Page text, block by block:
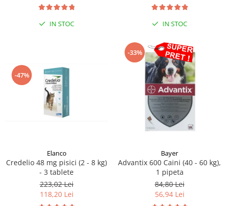
IN STOC IN STOC
-47%
Elanco
Credelio 48 mg pisici (2 - 8 kg)
- 3 tablete
223,02 Lei
118,20 Lei
-33%
Bayer
Advantix 600 Caini (40 - 60 kg),
1 pipeta
84,80 Lei
56,94 Lei